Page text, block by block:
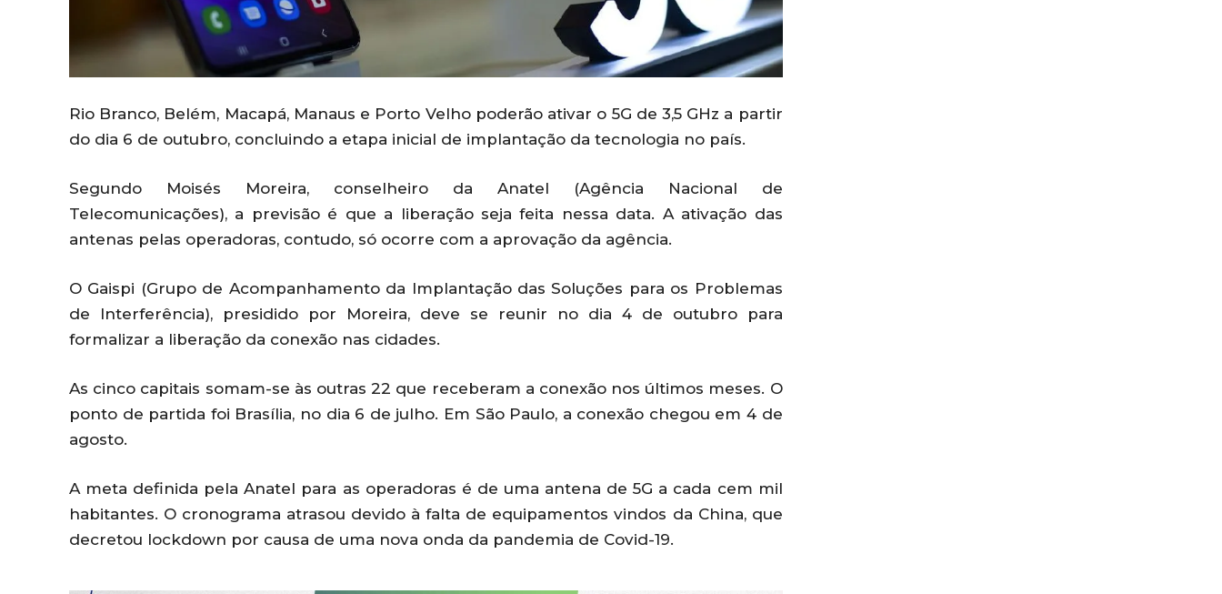
Rio Branco, Belém, Macapá, Manaus e Porto Velho poderão ativar o 5G de 3,5 GHz a partir
do dia 6 de outubro, concluindo a etapa inicial de implantação da tecnologia no país.
Segundo Moisés Moreira, conselheiro da Anatel (Agência Nacional de
Telecomunicações), a previsão é que a liberação seja feita nessa data. A ativação das
antenas pelas operadoras, contudo, só ocorre com a aprovação da agência.
O Gaispi (Grupo de Acompanhamento da Implantação das Soluções para os Problemas
de Interferência), presidido por Moreira, deve se reunir no dia 4 de outubro para
formalizar a liberação da conexão nas cidades.
As cinco capitais somam-se às outras 22 que receberam a conexão nos últimos meses. O
ponto de partida foi Brasília, no dia 6 de julho. Em São Paulo, a conexão chegou em 4 de
agosto.
A meta definida pela Anatel para as operadoras é de uma antena de 5G a cada cem mil
habitantes. O cronograma atrasou devido à falta de equipamentos vindos da China, que
decretou lockdown por causa de uma nova onda da pandemia de Covid-19.